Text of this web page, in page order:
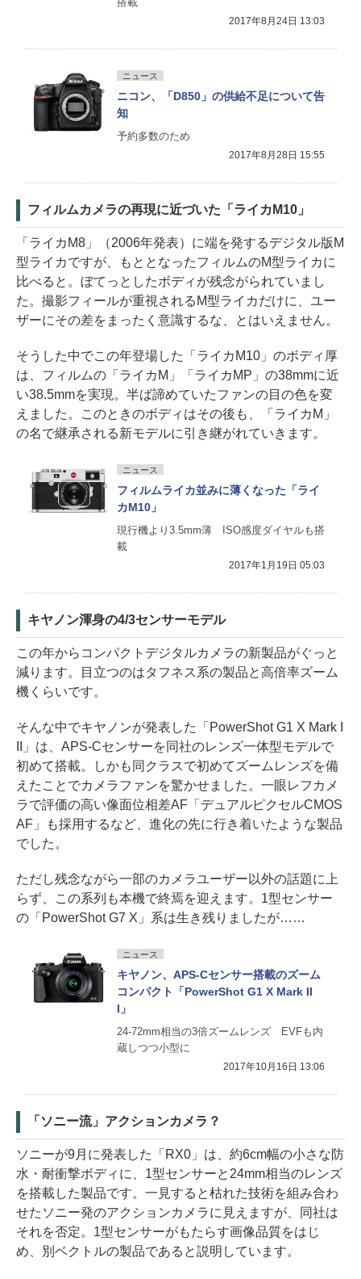
2017年8月24日 13:03
ニュース
ニコン、「D850」の供給不足について告
知
予約多数のため
2017年8月28日 15:55
フィルムカメラの再現に近づいた「ライカM10」
「ライカM8」（2006年発表）に端を発するデジタル版M
型ライカですが、もととなったフィルムのM型ライカに
比べると。ぼてっとしたボディが残念がられていまし
た。撮影フィールが重視されるM型ライカだけに、ユー
ザーにその差をまったく意識するな、とはいえません。
そうした中でこの年登場した「ライカM10」のボディ厚
は、フィルムの「ライカM」「ライカMP」の38mmに近
い38.5mmを実現。半ば諦めていたファンの目の色を変
えました。このときのボディはその後も、「ライカM」
の名で継承される新モデルに引き継がれていきます。
ニュース
フィルムライカ並みに薄くなった「ライ
カM10」
現行機より3.5mm薄 ISO感度ダイヤルも搭
載
2017年1月19日 05:03
キヤノン渾身の4/3センサーモデル
この年からコンパクトデジタルカメラの新製品がぐっと
減ります。目立つのはタフネス系の製品と高倍率ズーム
機くらいです。
そんな中でキヤノンが発表した「PowerShot G1 X Mark I
II」は、APS-Cセンサーを同社のレンズ一体型モデルで
初めて搭載。しかも同クラスで初めてズームレンズを備
えたことでカメラファンを驚かせました。一眼レフカメ
ラで評価の高い像面位相差AF「デュアルピクセルCMOS
AF」も採用するなど、進化の先に行き着いたような製品
でした。
ただし残念ながら一部のカメラユーザー以外の話題に上
らず、この系列も本機で終焉を迎えます。1型センサー
の「PowerShot G7 X」系は生き残りましたが……
ニュース
キヤノン、APS-Cセンサー搭載のズーム
コンパクト「PowerShot G1 X Mark II
I」
24-72mm相当の3倍ズームレンズ EVFも内
蔵しつつ小型に
2017年10月16日 13:06
「ソニー流」アクションカメラ？
ソニーが9月に発表した「RX0」は、約6cm幅の小さな防
水・耐衝撃ボディに、1型センサーと24mm相当のレンズ
を搭載した製品です。一見すると枯れた技術を組み合わ
せたソニー発のアクションカメラに見えますが、同社は
それを否定。1型センサーがもたらす画像品質をはじ
め、別ベクトルの製品であると説明しています。